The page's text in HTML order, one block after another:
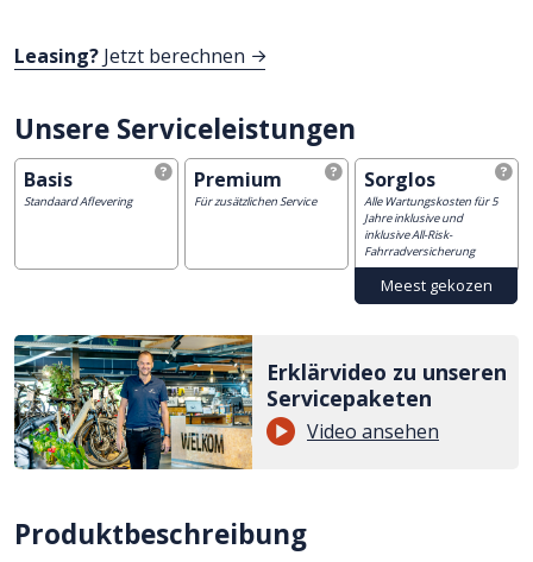
Leasing? Jetzt berechnen
Unsere Serviceleistungen
Basis
Standaard Aflevering
Premium
Für zusätzlichen Service
Sorglos
Alle Wartungskosten für 5
Jahre inklusive und
inklusive All-Risk-
Fahrradversicherung
Erklärvideo zu unseren
Servicepaketen
Video ansehen
Produktbeschreibung